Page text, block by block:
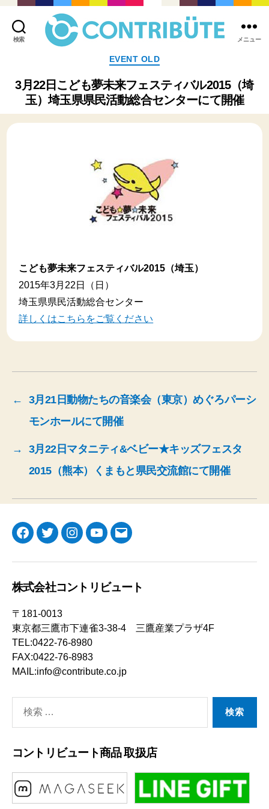
検索
式
社
コ
ン
ト
ー
ト
(
Contribute,inc.
)
メニュー
カ
テ
ゴ
リ
ー
EVENT OLD
3月22日こども夢未来フェスティバル2015（埼
玉）埼玉県県民活動総合センターにて開催
こども夢未来フェスティバル2015（埼玉）
2015年3月22日（日）
埼玉県県民活動総合センター
詳しくはこちらをご覧ください
←
3月21日動物たちの音楽会（東京）めぐろパーシ
モンホールにて開催
→
3月22日マタニティ&ベビー★キッズフェスタ
2015（熊本）くまもと県民交流館にて開催
Facebook
TwitterInstagramYouTube
メ
株式会社コントリビュート
〒181-0013
東京都三鷹市下連雀3-38-4 三鷹産業プラザ4F
TEL:0422-76-8980
FAX:0422-76-8983
MAIL:info@contribute.co.jp
索
コントリビュート商品 取扱店